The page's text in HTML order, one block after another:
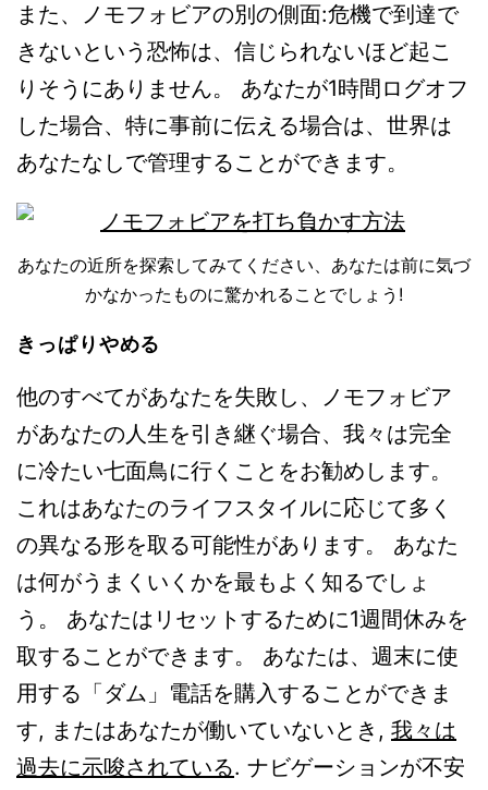
また、ノモフォビアの別の側面:危機で到達で
きないという恐怖は、信じられないほど起こ
りそうにありません。 あなたが1時間ログオフ
した場合、特に事前に伝える場合は、世界は
あなたなしで管理することができます。
あなたの近所を探索してみてください、あなたは前に気づ
かなかったものに驚かれることでしょう!
きっぱりやめる
他のすべてがあなたを失敗し、ノモフォビア
があなたの人生を引き継ぐ場合、我々は完全
に冷たい七面鳥に行くことをお勧めします。
これはあなたのライフスタイルに応じて多く
の異なる形を取る可能性があります。 あなた
は何がうまくいくかを最もよく知るでしょ
う。 あなたはリセットするために1週間休みを
取することができます。 あなたは、週末に使
用する「ダム」電話を購入することができま
す, またはあなたが働いていないとき, 我々は
過去に示唆されている. ナビゲーションが不安